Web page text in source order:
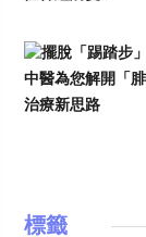
標籤